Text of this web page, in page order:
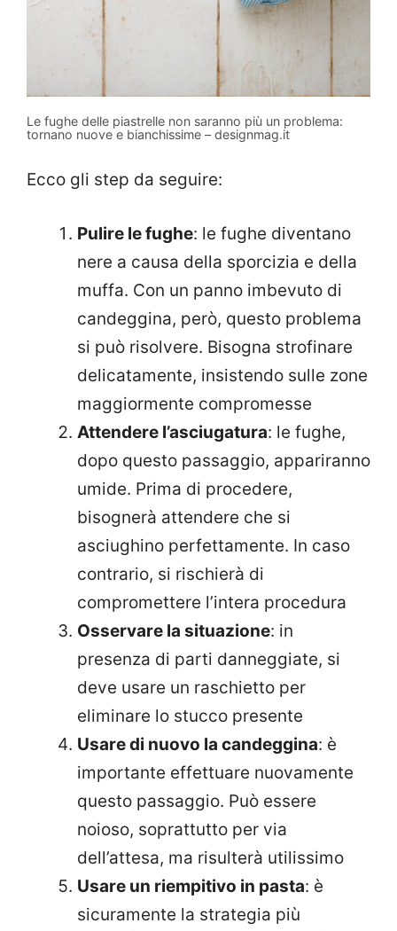
Le fughe delle piastrelle non saranno più un problema:
tornano nuove e bianchissime – designmag.it
Ecco gli step da seguire:
Pulire le fughe: le fughe diventano
nere a causa della sporcizia e della
muffa. Con un panno imbevuto di
candeggina, però, questo problema
si può risolvere. Bisogna strofinare
delicatamente, insistendo sulle zone
maggiormente compromesse
Attendere l’asciugatura: le fughe,
dopo questo passaggio, appariranno
umide. Prima di procedere,
bisognerà attendere che si
asciughino perfettamente. In caso
contrario, si rischierà di
compromettere l’intera procedura
Osservare la situazione: in
presenza di parti danneggiate, si
deve usare un raschietto per
eliminare lo stucco presente
Usare di nuovo la candeggina: è
importante effettuare nuovamente
questo passaggio. Può essere
noioso, soprattutto per via
dell’attesa, ma risulterà utilissimo
Usare un riempitivo in pasta: è
sicuramente la strategia più